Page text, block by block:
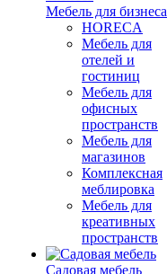
Мебель для бизнеса
HORECA
Мебель для
отелей и
гостиниц
Мебель для
офисных
пространств
Мебель для
магазинов
Комплексная
меблировка
Мебель для
креативных
пространств
Садовая мебель